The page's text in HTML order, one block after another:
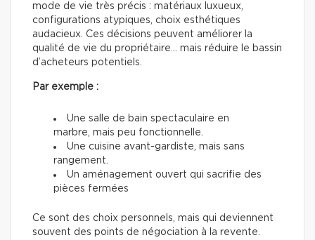
mode de vie très précis : matériaux luxueux,
configurations atypiques, choix esthétiques
audacieux. Ces décisions peuvent améliorer la
qualité de vie du propriétaire… mais réduire le bassin
d’acheteurs potentiels.
Par exemple :
Une salle de bain spectaculaire en
marbre, mais peu fonctionnelle.
Une cuisine avant-gardiste, mais sans
rangement.
Un aménagement ouvert qui sacrifie des
pièces fermées
Ce sont des choix personnels, mais qui deviennent
souvent des points de négociation à la revente.